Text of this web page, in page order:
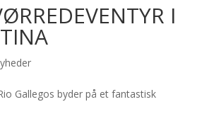
I